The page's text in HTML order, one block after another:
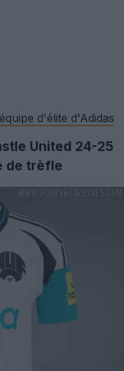
d'élite d'Adidas
United 24-25
de trèfle